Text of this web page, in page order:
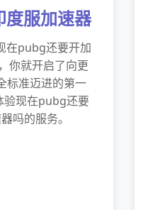
服加速器
在pubg还要开加
你就开启了向更
标准迈进的第一
验现在pubg还要
吗的服务。